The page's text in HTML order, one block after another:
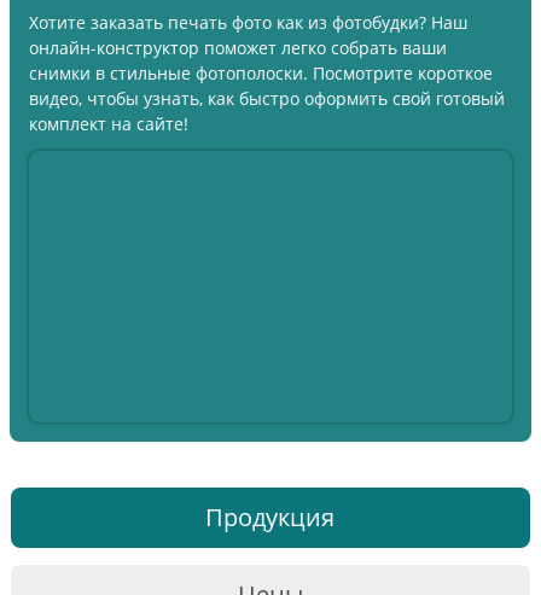
Хотите заказать печать фото как из фотобудки? Наш
онлайн-конструктор поможет легко собрать ваши
снимки в стильные фотополоски. Посмотрите короткое
видео, чтобы узнать, как быстро оформить свой готовый
комплект на сайте!
Продукция